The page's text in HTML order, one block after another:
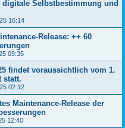
Selbstbestimmung und
16:14
Release: ++ 60
09:35
findet voraussichtlich vom 1.
statt.
02:12
Maintenance-Release der
12:40